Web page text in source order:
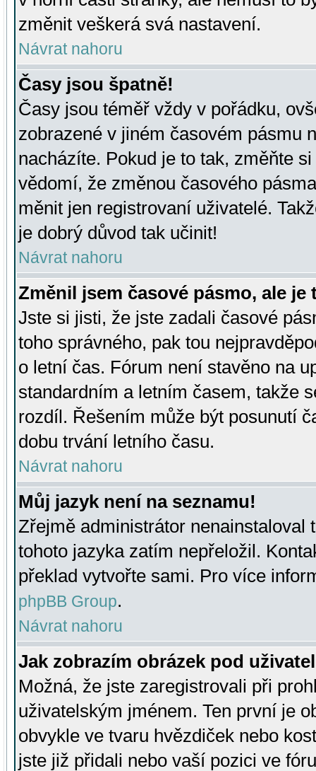
změnit veškerá svá nastavení.
Návrat nahoru
Časy jsou špatně!
Časy jsou téměř vždy v pořádku,
zobrazené v jiném časovém pásmu
nacházíte. Pokud je to tak, změňte
vědomí, že změnou časového
měnit jen registrovaní uživatelé.
je dobrý důvod tak učinit!
Návrat nahoru
Změnil jsem časové pásmo, ale je
Jste si jisti, že jste zadali časové
toho správného, pak tou
o letní čas. Fórum není stavěno na
standardním a letním časem, takže
rozdíl. Řešením může být posunutí
dobu trvání letního času.
Návrat nahoru
Můj jazyk není na seznamu!
Zřejmě administrátor nenainstaloval
tohoto jazyka zatím nepřeložil.
překlad vytvořte sami. Pro více
phpBB Group.
Návrat nahoru
Jak zobrazím obrázek pod
Možná, že jste zaregistrovali při
uživatelským jménem. Ten první je
obvykle ve tvaru hvězdiček nebo
jste již přidali nebo vaší pozici ve